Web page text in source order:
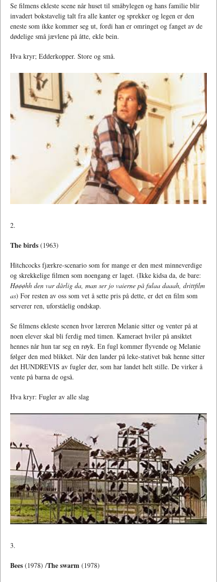
Se filmens ekleste scene når huset til småbylegen og hans familie blir
invadert bokstavelig talt fra alle kanter og sprekker og legen er den
eneste som ikke kommer seg ut, fordi han er omringet og fanget av de
dødelige små jævlene på åtte, ekle bein.
Hva kryr; Edderkopper. Store og små.
2.
The birds (1963)
Hitchcocks fjærkre-scenario som for mange er den mest minneverdige
og skrekkelige filmen som noengang er laget. (Ikke kidsa da, de bare:
Høøøhh den var dårlig da, man ser jo vaierne på fulaa daaah, drittfilm
as) For resten av oss som vet å sette pris på dette, er det en film som
serverer ren, uforståelig ondskap.
Se filmens ekleste scenen hvor læreren Melanie sitter og venter på at
noen elever skal bli ferdig med timen. Kameraet hviler på ansiktet
hennes når hun tar seg en røyk. En fugl kommer flyvende og Melanie
følger den med blikket. Når den lander på leke-stativet bak henne sitter
det HUNDREVIS av fugler der, som har landet helt stille. De virker å
vente på barna de også.
Hva kryr: Fugler av alle slag
3.
Bees (1978) /The swarm (1978)